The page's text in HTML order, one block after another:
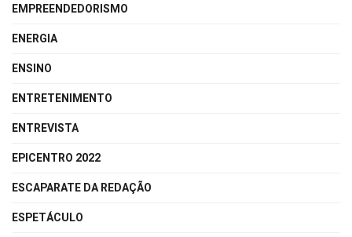
EMPREENDEDORISMO
ENERGIA
ENSINO
ENTRETENIMENTO
ENTREVISTA
EPICENTRO 2022
ESCAPARATE DA REDAÇÃO
ESPETÁCULO